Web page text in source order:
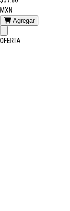
MXN
Agregar
OFERTA